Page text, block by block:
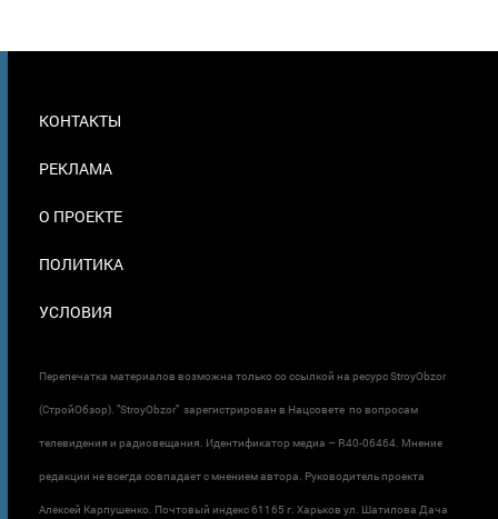
В
КОНТАКТЫ
РЕКЛАМА
О ПРОЕКТЕ
ПОЛИТИКА
УСЛОВИЯ
Перепечатка материалов возможна только со ссылкой на ресурс StroyObzor
(СтройОбзор). "StroyObzor" зарегистрирован в Нацсовете по вопросам
телевидения и радиовещания. Идентификатор медиа – R40-06464. Мнение
редакции не всегда совпадает с мнением автора. Руководитель проекта
Алексей Карпушенко. Почтовый индекс 61165 г. Харьков ул. Шатилова Дача